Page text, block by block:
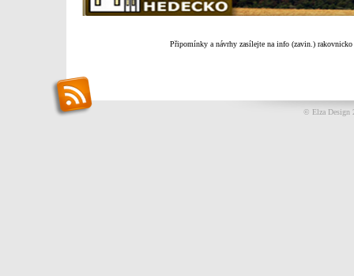
Připomínky a návrhy zasílejte na info (zavin.) rakovnicko
© Elza Design